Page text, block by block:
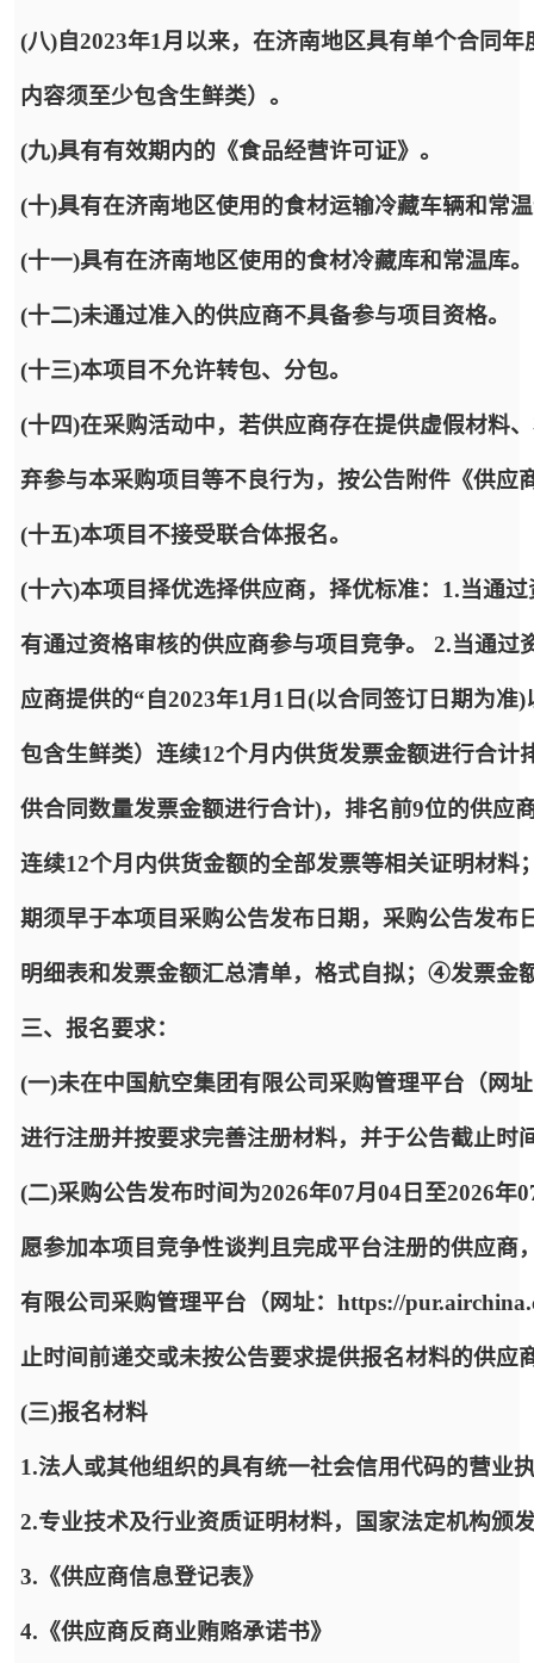
(八)自2023年1月以来，在济南地区具有单个合同
内容须至少包含生鲜类）。
(九)具有有效期内的《食品经营许可证》。
(十)具有在济南地区使用的食材运输冷藏车辆和常
(十一)具有在济南地区使用的食材冷藏库和常温库。
(十二)未通过准入的供应商不具备参与项目资格。
(十三)本项目不允许转包、分包。
(十四)在采购活动中，若供应商存在提供虚假材料
弃参与本采购项目等不良行为，按公告附件《供应
(十五)本项目不接受联合体报名。
(十六)本项目择优选择供应商，择优标准：1.当通
有通过资格审核的供应商参与项目竞争。 2.当通
应商提供的“自2023年1月1日(以合同签订日期为
包含生鲜类）连续12个月内供货发票金额进行合
供合同数量发票金额进行合计)，排名前9位的供
连续12个月内供货金额的全部发票等相关证明材
期须早于本项目采购公告发布日期，采购公告发
明细表和发票金额汇总清单，格式自拟；④发票金
三、报名要求：
(一)未在中国航空集团有限公司采购管理平台（网
进行注册并按要求完善注册材料，并于公告截止时
(二)采购公告发布时间为2026年07月04日至2026
愿参加本项目竞争性谈判且完成平台注册的供应
有限公司采购管理平台（网址：https://
止时间前递交或未按公告要求提供报名材料的供
(三)报名材料
1.法人或其他组织的具有统一社会信用代码的营业
2.专业技术及行业资质证明材料，国家法定机构颁
3.《供应商信息登记表》
4.《供应商反商业贿赂承诺书》